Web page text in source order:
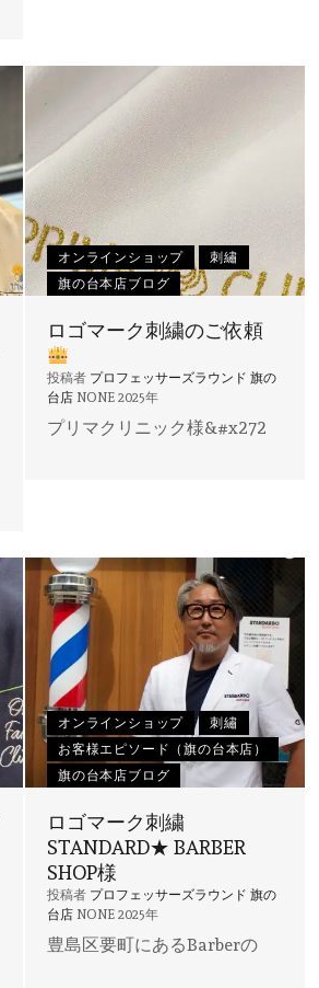
オンラインショップ
刺繡
旗の台本店ブログ
ロゴマーク刺繍のご依頼
投稿者 プロフェッサーズラウンド 旗の
台店 NONE 2025年
プリマクリニック様&#x272
オンラインショップ
刺繡
お客様エピソード（旗の台本店）
旗の台本店ブログ
ロゴマーク刺繍
STANDARD★ BARBER
SHOP様
投稿者 プロフェッサーズラウンド 旗の
台店 NONE 2025年
豊島区要町にあるBarberの